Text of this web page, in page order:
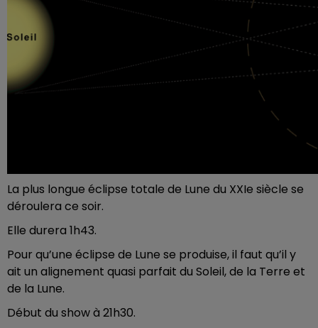
La plus longue éclipse totale de Lune du XXIe siècle se
déroulera ce soir.
Elle durera 1h43.
Pour qu’une éclipse de Lune se produise, il faut qu’il y
ait un alignement quasi parfait du Soleil, de la Terre et
de la Lune.
Début du show à 21h30.